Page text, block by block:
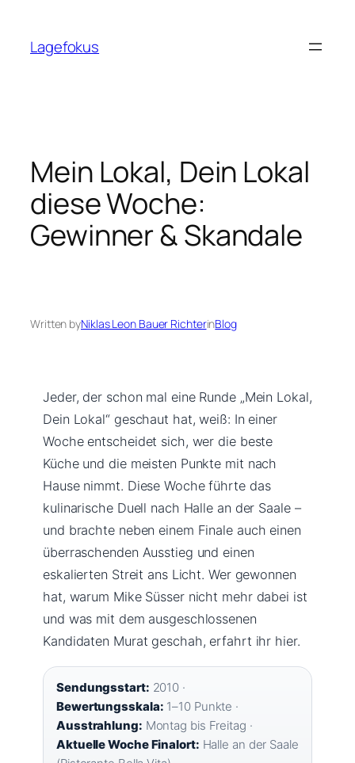
content
Lagefokus
Mein Lokal, Dein Lokal
diese Woche:
Gewinner & Skandale
Written byNiklas Leon Bauer RichterinBlog
Jeder, der schon mal eine Runde „Mein Lokal,
Dein Lokal“ geschaut hat, weiß: In einer
Woche entscheidet sich, wer die beste
Küche und die meisten Punkte mit nach
Hause nimmt. Diese Woche führte das
kulinarische Duell nach Halle an der Saale –
und brachte neben einem Finale auch einen
überraschenden Ausstieg und einen
eskalierten Streit ans Licht. Wer gewonnen
hat, warum Mike Süsser nicht mehr dabei ist
und was mit dem ausgeschlossenen
Kandidaten Murat geschah, erfahrt ihr hier.
Sendungsstart: 2010 ·
Bewertungsskala: 1–10 Punkte ·
Ausstrahlung: Montag bis Freitag ·
Aktuelle Woche Finalort: Halle an der Saale